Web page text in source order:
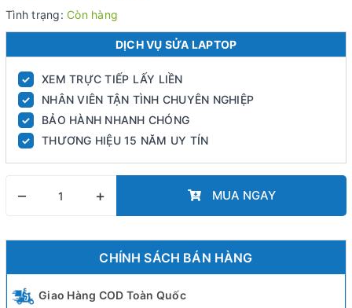
Tình trạng: Còn hàng
DỊCH VỤ SỬA LAPTOP
✓ XEM TRỰC TIẾP LẤY LIỀN
✓ NHÂN VIÊN TẬN TÌNH CHUYÊN NGHIỆP
✓ BẢO HÀNH NHANH CHÓNG
✓ THƯƠNG HIỆU 15 NĂM UY TÍN
– + MUA NGAY
CHÍNH SÁCH BÁN HÀNG
Giao Hàng COD Toàn Quốc